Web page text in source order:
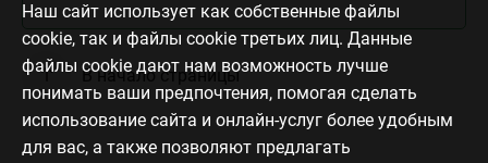
В начало страницы
Наш сайт использует как собственные файлы
cookie, так и файлы cookie третьих лиц. Данные
файлы cookie дают нам возможность лучше
понимать ваши предпочтения, помогая сделать
использование сайта и онлайн-услуг более удобным
для вас, а также позволяют предлагать